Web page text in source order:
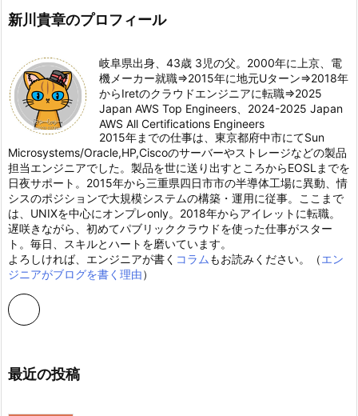
新川貴章のプロフィール
岐阜県出身、43歳 3児の父。2000年に上京、電
機メーカー就職⇒2015年に地元Uターン⇒2018年
からIretのクラウドエンジニアに転職⇒2025
Japan AWS Top Engineers、2024-2025 Japan
AWS All Certifications Engineers
2015年までの仕事は、東京都府中市にてSun
Microsystems/Oracle,HP,Ciscoのサーバーやストレージなどの製品
担当エンジニアでした。製品を世に送り出すところからEOSLまでを
日夜サポート。2015年から三重県四日市市の半導体工場に異動、情
シスのポジションで大規模システムの構築・運用に従事。ここまで
は、UNIXを中心にオンプレonly。2018年からアイレットに転職。
遅咲きながら、初めてパブリッククラウドを使った仕事がスター
ト。毎日、スキルとハートを磨いています。
よろしければ、エンジニアが書く コラム もお読みください。（エン
ジニアがブログを書く理由）
最近の投稿